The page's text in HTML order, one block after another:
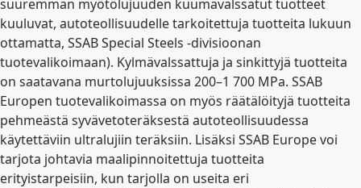
suuremman myötölujuuden kuumavalssatut tuotteet
kuuluvat, autoteollisuudelle tarkoitettuja tuotteita lukuun
ottamatta, SSAB Special Steels -divisioonan
tuotevalikoimaan). Kylmävalssattuja ja sinkittyjä tuotteita
on saatavana murtolujuuksissa 200–1 700 MPa. SSAB
Europen tuotevalikoimassa on myös räätälöityjä tuotteita
pehmeästä syvävetoteräksestä autoteollisuudessa
käytettäviin ultralujiin teräksiin. Lisäksi SSAB Europe voi
tarjota johtavia maalipinnoitettuja tuotteita
erityistarpeisiin, kun tarjolla on useita eri